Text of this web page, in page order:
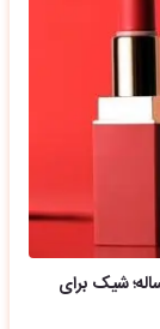
ترین رنگ های رژ لب مناسب خانم های 40 ساله؛ شیک برای